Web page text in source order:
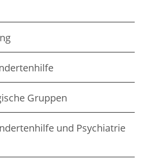
Gruppen
und Psychiatrie